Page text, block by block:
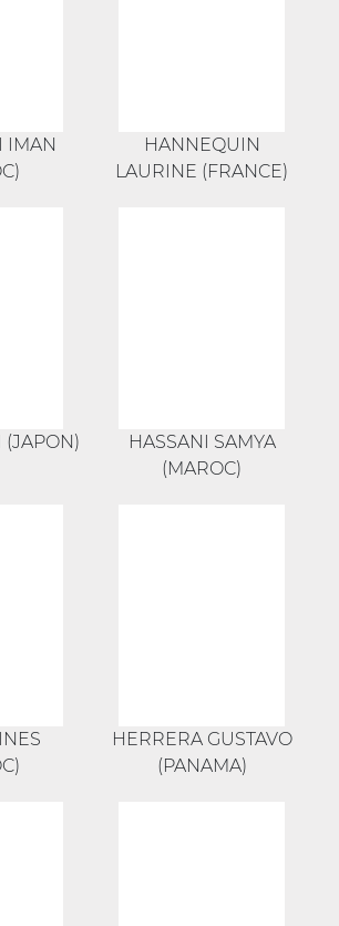
IMAN
HANNEQUIN
LAURINE (FRANCE)
(JAPON)
HASSANI SAMYA
(MAROC)
HERRERA GUSTAVO
(PANAMA)